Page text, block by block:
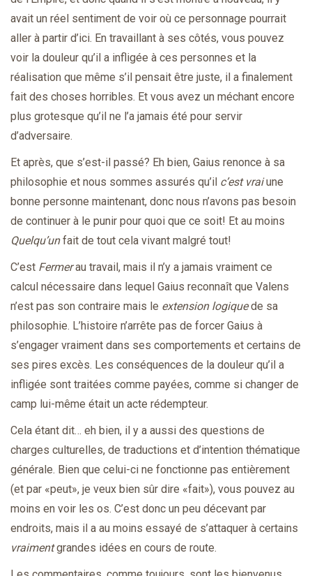
avait un réel sentiment de voir où ce personnage pourrait
aller à partir d’ici. En travaillant à ses côtés, vous pouvez
voir la douleur qu’il a infligée à ces personnes et la
réalisation que même s’il pensait être juste, il a finalement
fait des choses horribles. Et vous avez un méchant encore
plus grotesque qu’il ne l’a jamais été pour servir
d’adversaire.
Et après, que s’est-il passé? Eh bien, Gaius renonce à sa
philosophie et nous sommes assurés qu’il c’est vraiune
bonne personne maintenant, donc nous n’avons pas besoin
de continuer à le punir pour quoi que ce soit! Et au moins
Quelqu’unfait de tout cela vivant malgré tout!
C’est Fermerau travail, mais il n’y a jamais vraiment ce
calcul nécessaire dans lequel Gaius reconnaît que Valens
n’est pas son contraire mais le extension logiquede sa
philosophie. L’histoire n’arrête pas de forcer Gaius à
s’engager vraiment dans ses comportements et certains de
ses pires excès. Les conséquences de la douleur qu’il a
infligée sont traitées comme payées, comme si changer de
camp lui-même était un acte rédempteur.
Cela étant dit… eh bien, il y a aussi des questions de
charges culturelles, de traductions et d’intention thématique
générale. Bien que celui-ci ne fonctionne pas entièrement
(et par «peut», je veux bien sûr dire «fait»), vous pouvez au
moins en voir les os. C’est donc un peu décevant par
endroits, mais il a au moins essayé de s’attaquer à certains
vraimentgrandes idées en cours de route.